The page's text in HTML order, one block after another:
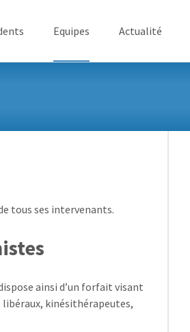
Equipes Actualité
tous ses intervenants.
ainsi d’un forfait visant
libéraux, kinésithérapeutes,